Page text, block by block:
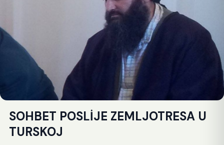
SOHBET POSLİJE ZEMLJOTRESA U
TURSKOJ